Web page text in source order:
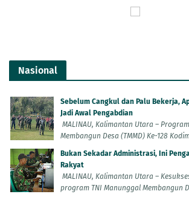
Nasional
Sebelum Cangkul dan Palu Bekerja,
Jadi Awal Pengabdian
MALINAU, Kalimantan Utara –
Membangun Desa (TMMD) Ke-128
Bukan Sekadar Administrasi, Ini
Rakyat
MALINAU, Kalimantan Utara –
program TNI Manunggal Membangun